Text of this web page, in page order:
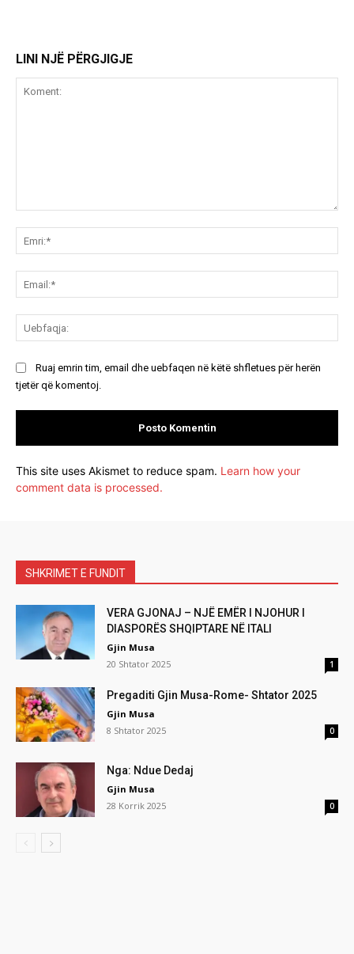
LINI NJË PËRGJIGJE
Ruaj emrin tim, email dhe uebfaqen në këtë shfletues për herën
tjetër që komentoj.
This site uses Akismet to reduce spam. Learn how your
comment data is processed.
SHKRIMET E FUNDIT
VERA GJONAJ – NJË EMËR I NJOHUR I
DIASPORËS SHQIPTARE NË ITALI
Gjin Musa
20 Shtator 2025
1
Pregaditi Gjin Musa-Rome- Shtator 2025
Gjin Musa
8 Shtator 2025
0
Nga: Ndue Dedaj
Gjin Musa
28 Korrik 2025
0